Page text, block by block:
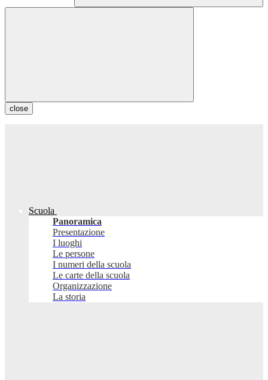
close
Scuola
Panoramica
Presentazione
I luoghi
Le persone
I numeri della scuola
Le carte della scuola
Organizzazione
La storia